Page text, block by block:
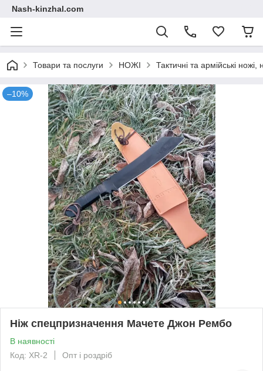
Nash-kinzhal.com
Товари та послуги НОЖІ Тактичні та армійські
–10%
Ніж спецпризначення Мачете Джон Рембо
В наявності
Код: XR-2
Опт і роздріб